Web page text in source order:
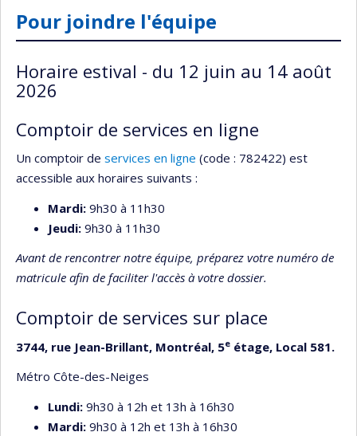
Pour joindre l'équipe
Horaire estival - du 12 juin au 14 août
2026
Comptoir de services en ligne
Un comptoir de services en ligne (code : 782422) est
accessible aux horaires suivants :
Mardi: 9h30 à 11h30
Jeudi: 9h30 à 11h30
Avant de rencontrer notre équipe, préparez votre numéro de
matricule afin de faciliter l'accès à votre dossier.
Comptoir de services sur place
3744, rue Jean-Brillant, Montréal, 5e étage, Local 581.
Métro Côte-des-Neiges
Lundi: 9h30 à 12h et 13h à 16h30
Mardi: 9h30 à 12h et 13h à 16h30